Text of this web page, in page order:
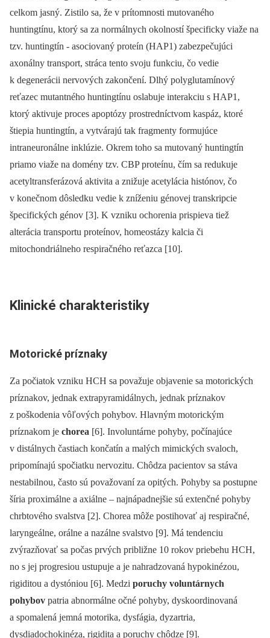
celkom jasný. Zistilo sa, že v prítomnosti mutovaného
huntingtínu, ktorý sa za normálnych okolností špecificky viaže na
tzv. huntingtín ‑⁠ asociovaný proteín (HAP1) zabezpečujúci
axonálny transport, stráca tento svoju funkciu, čo vedie
k degenerácii nervových zakončení. Dlhý polyglutamínový
reťazec mutantného huntingtínu oslabuje interakciu s HAP1,
ktorý aktivuje proces apoptózy prostredníctvom kaspáz, ktoré
štiepia huntingtín, a vytvárajú tak fragmenty formujúce
intraneuronálne inklúzie. Okrem toho sa mutovaný huntingtín
priamo viaže na domény tzv. CBP proteínu, čím sa redukuje
acetyltransferázová aktivita a znižuje acetylácia histónov, čo
v konečnom dôsledku vedie k zníženiu génovej transkripcie
špecifických génov [3]. K vzniku ochorenia prispieva tiež
alterácia transportu proteínov, homeostázy kalcia či
mitochondriálneho respiračného reťazca [10].
Klinické charakteristiky
Motorické príznaky
Za počiatok vzniku HCH sa považuje objavenie sa motorických
príznakov, jednak extrapyramidálnych, jednak príznakov
z poškodenia vôľových pohybov. Hlavným motorickým
príznakom je chorea [6]. Involuntárne pohyby, počínajúce
v distálnych častiach končatín a malých mimických svaloch,
pripomínajú spočiatku nervozitu. Chôdza pacientov sa stáva
nestabilnou, často sú považovaní za opitých. Pohyby sa postupne
šíria proximálne a axiálne –⁠ najnápadnejšie sú extenčné pohyby
chrbtového svalstva [2]. Chorea môže postihovať aj respiračné,
laryngeálne, orálne a nazálne svalstvo [9]. Má tendenciu
zvýrazňovať sa počas prvých približne 10 rokov priebehu HCH,
no s jej progresiou ustupuje a je nahradzovaná hypokinézou,
rigiditou a dystóniou [6]. Medzi poruchy voluntárnych
pohybov patria abnormálne očné pohyby, dyskoordinovaná
a spomalená jemná motorika, dysfágia, dyzartria,
dysdiadochokinéza, rigidita a poruchy chôdze [9].